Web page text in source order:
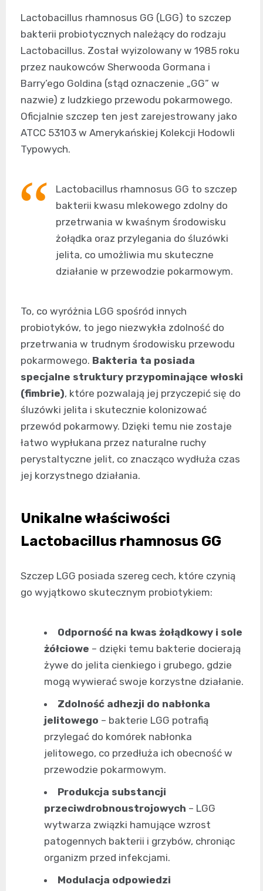
Lactobacillus rhamnosus GG (LGG) to szczep
bakterii probiotycznych należący do rodzaju
Lactobacillus. Został wyizolowany w 1985 roku
przez naukowców Sherwooda Gormana i
Barry’ego Goldina (stąd oznaczenie „GG” w
nazwie) z ludzkiego przewodu pokarmowego.
Oficjalnie szczep ten jest zarejestrowany jako
ATCC 53103 w Amerykańskiej Kolekcji Hodowli
Typowych.
Lactobacillus rhamnosus GG to szczep
bakterii kwasu mlekowego zdolny do
przetrwania w kwaśnym środowisku
żołądka oraz przylegania do śluzówki
jelita, co umożliwia mu skuteczne
działanie w przewodzie pokarmowym.
To, co wyróżnia LGG spośród innych
probiotyków, to jego niezwykła zdolność do
przetrwania w trudnym środowisku przewodu
pokarmowego. Bakteria ta posiada
specjalne struktury przypominające włoski
(fimbrie), które pozwalają jej przyczepić się do
śluzówki jelita i skutecznie kolonizować
przewód pokarmowy. Dzięki temu nie zostaje
łatwo wypłukana przez naturalne ruchy
perystaltyczne jelit, co znacząco wydłuża czas
jej korzystnego działania.
Unikalne właściwości
Lactobacillus rhamnosus GG
Szczep LGG posiada szereg cech, które czynią
go wyjątkowo skutecznym probiotykiem:
Odporność na kwas żołądkowy i sole
żółciowe – dzięki temu bakterie docierają
żywe do jelita cienkiego i grubego, gdzie
mogą wywierać swoje korzystne działanie.
Zdolność adhezji do nabłonka
jelitowego – bakterie LGG potrafią
przylegać do komórek nabłonka
jelitowego, co przedłuża ich obecność w
przewodzie pokarmowym.
Produkcja substancji
przeciwdrobnoustrojowych – LGG
wytwarza związki hamujące wzrost
patogennych bakterii i grzybów, chroniąc
organizm przed infekcjami.
Modulacja odpowiedzi